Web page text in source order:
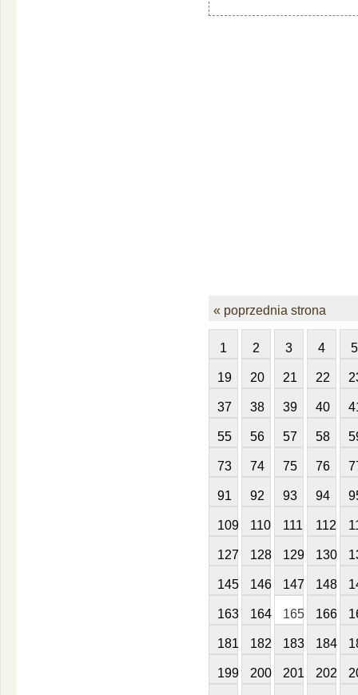
« poprzednia strona
1 2 3 4 5
19 20 21 22
37 38 39 40
55 56 57 58
73 74 75 76
91 92 93 94
109 110 111 112
127 128 129 130
145 146 147 148
163 164 165 166
181 182 183 184
199 200 201 202